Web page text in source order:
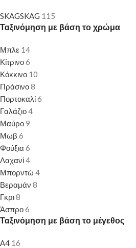
SKAGSKAG 115
Ταξινόμηση με βάση το χρώμα
Μπλε 14
Κίτρινο6
Κόκκινο 10
Πράσινο8
Πορτοκαλί6
Γαλάζιο4
Μαύρο9
Μωβ 6
Φούξια 6
Λαχανί4
Μπορντώ 4
Βεραμάν 8
Γκρι8
Άσπρο6
Ταξινόμηση με βάση το μέγεθος
Α4 16